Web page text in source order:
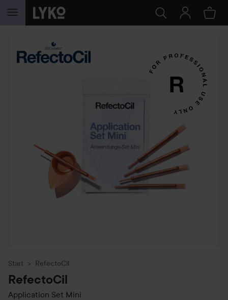
GÅ TIL INDHOLD
Start RefectoCil
RefectoCil
Application Set Mini